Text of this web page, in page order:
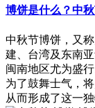
博饼是什么？中
中秋节博饼，又
建、台湾及东南
闽南地区尤为盛
为了鼓舞士气，
从而形成了这一